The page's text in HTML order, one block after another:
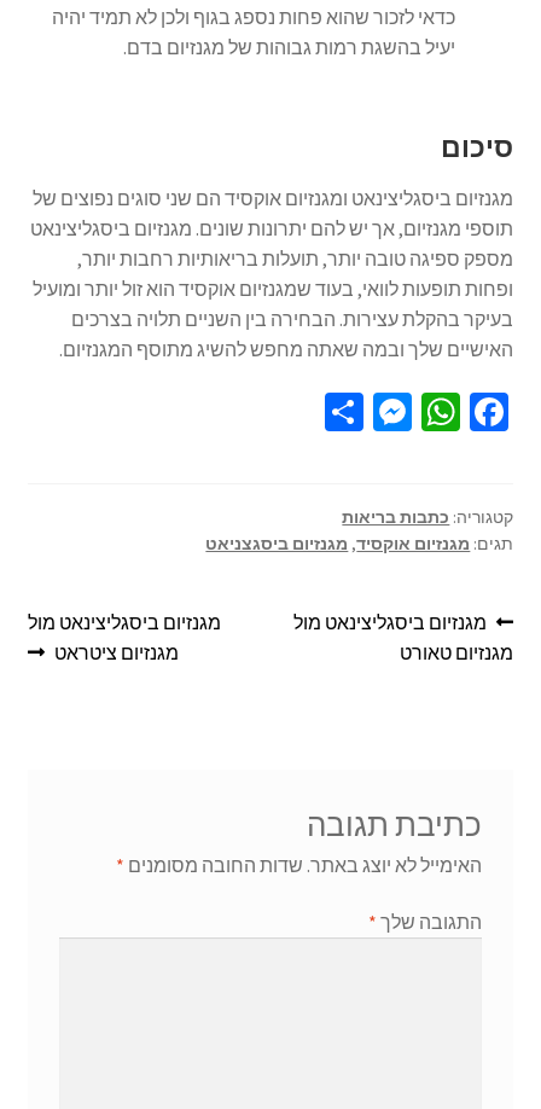
כדאי לזכור שהוא פחות נספג בגוף ולכן לא תמיד יהיה
יעיל בהשגת רמות גבוהות של מגנזיום בדם.
סיכום
מגנזיום ביסגליצינאט ומגנזיום אוקסיד הם שני סוגים נפוצים של
תוספי מגנזיום, אך יש להם יתרונות שונים. מגנזיום ביסגליצינאט
מספק ספיגה טובה יותר, תועלות בריאותיות רחבות יותר,
ופחות תופעות לוואי, בעוד שמגנזיום אוקסיד הוא זול יותר ומועיל
בעיקר בהקלת עצירות. הבחירה בין השניים תלויה בצרכים
האישיים שלך ובמה שאתה מחפש להשיג מתוסף המגנזיום.
Fa
o
o
k
W
sA
p
p
M
n
ge
r
S
e
קטגוריה: כתבות בריאות
תגים: מגנזיום אוקסיד, מגנזיום ביסגצניאט
מגנזיום ביסגליצינאט מול
מגנזיום טאורט
מגנזיום ביסגליצינאט מול
מגנזיום ציטראט
כתיבת תגובה
האימייל לא יוצג באתר. שדות החובה מסומנים *
התגובה שלך *